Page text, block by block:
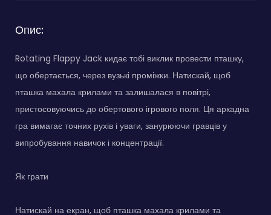
Опис:
Rotating Flappy Jack кидає тобі виклик провести пташку,
що обертається, через вузькі проміжки. Натискай, щоб
пташка махала крилами та залишалася в повітрі,
пристосовуючись до обертового ігрового поля. Ця аркадна
гра вимагає точних рухів і уваги, занурюючи гравців у
випробування навичок і концентрації.
Як грати
Натискай на екран, щоб пташка махала крилами та